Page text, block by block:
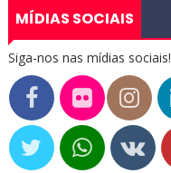
MÍDIAS SOCIAIS
Siga-nos nas mídias sociais!